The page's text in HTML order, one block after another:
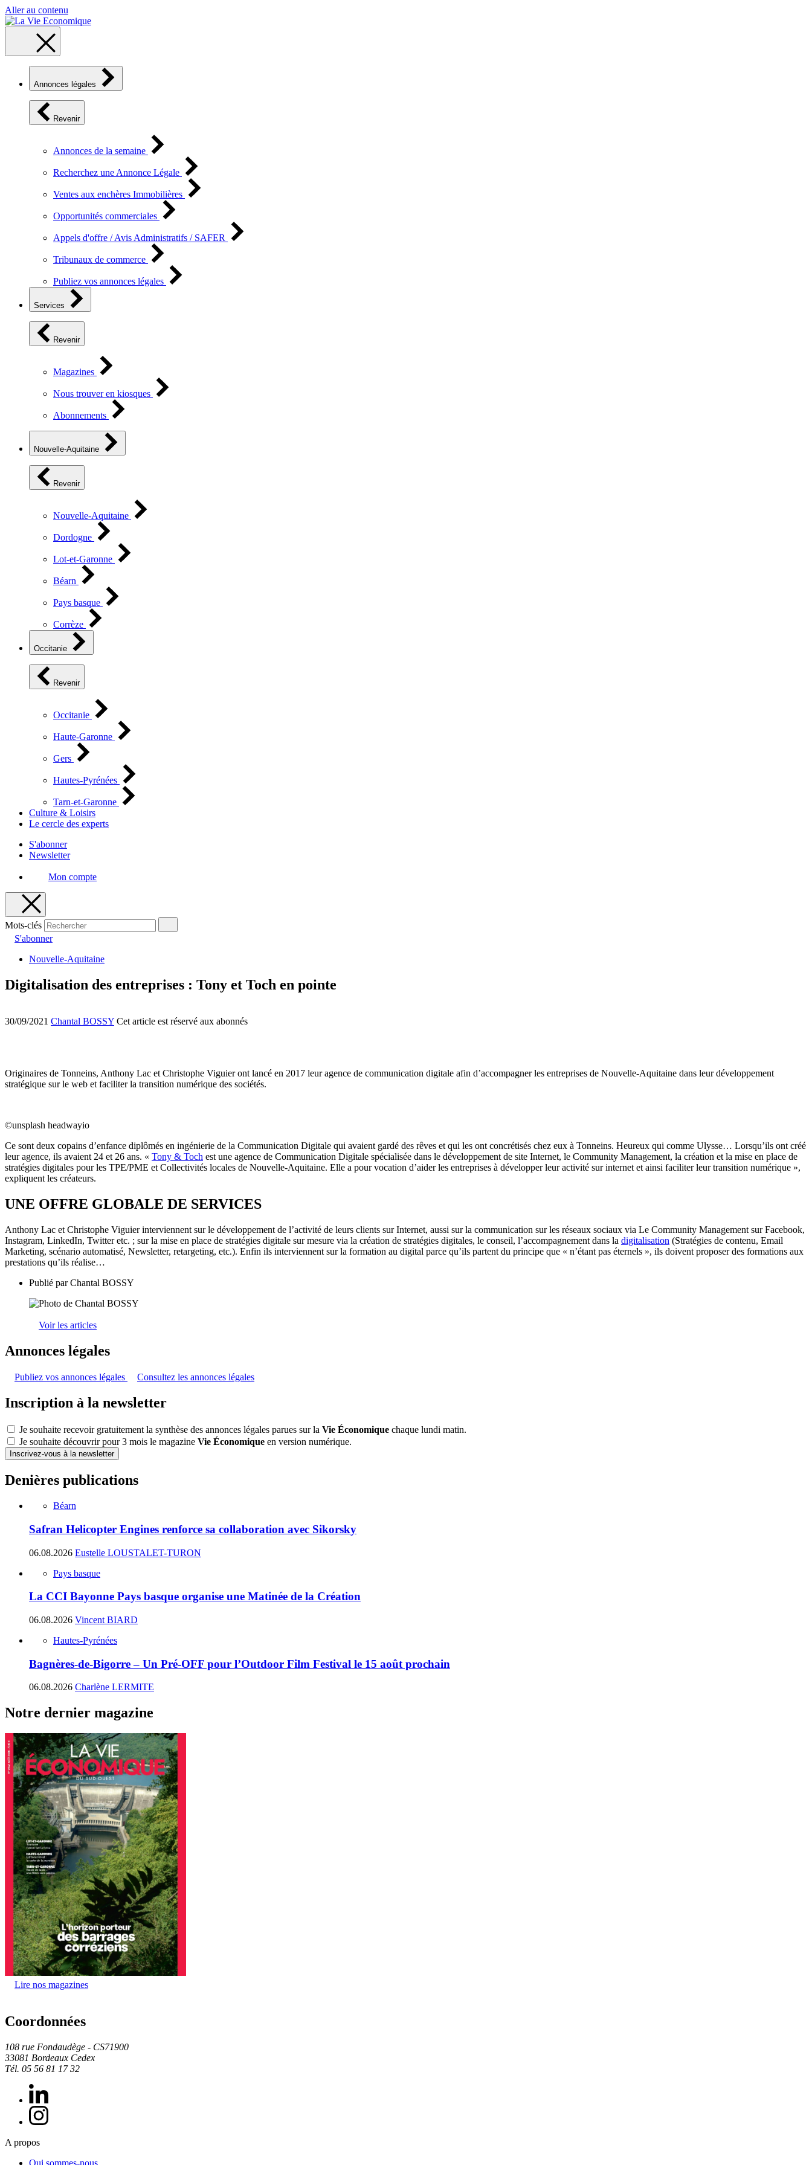
Aller au contenu
Annonces légales
Revenir
Annonces de la semaine
Recherchez une Annonce Légale
Ventes aux enchères Immobilières
Opportunités commerciales
Appels d'offre / Avis Administratifs / SAFER
Tribunaux de commerce
Publiez vos annonces légales
Services
Revenir
Magazines
Nous trouver en kiosques
Abonnements
Nouvelle-Aquitaine
Revenir
Nouvelle-Aquitaine
Dordogne
Lot-et-Garonne
Béarn
Pays basque
Corrèze
Occitanie
Revenir
Occitanie
Haute-Garonne
Gers
Hautes-Pyrénées
Tarn-et-Garonne
Culture & Loisirs
Le cercle des experts
S'abonner
Newsletter
Mon compte
Mots-clés
S'abonner
Nouvelle-Aquitaine
Digitalisation des entreprises : Tony et Toch en pointe
30/09/2021 Chantal BOSSY Cet article est réservé aux abonnés
Originaires de Tonneins, Anthony Lac et Christophe Viguier ont lancé en 2017 leur agence de communication digitale afin d’accompagner les entreprises de Nouvelle-Aquitaine dans leur développement
stratégique sur le web et faciliter la transition numérique des sociétés.
©unsplash headwayio
Ce sont deux copains d’enfance diplômés en ingénierie de la Communication Digitale qui avaient gardé des rêves et qui les ont concrétisés chez eux à Tonneins. Heureux qui comme Ulysse… Lorsqu’ils ont créé
leur agence, ils avaient 24 et 26 ans. « Tony & Toch est une agence de Communication Digitale spécialisée dans le développement de site Internet, le Community Management, la création et la mise en place de
stratégies digitales pour les TPE/PME et Collectivités locales de Nouvelle-Aquitaine. Elle a pour vocation d’aider les entreprises à développer leur activité sur internet et ainsi faciliter leur transition numérique »,
expliquent les créateurs.
UNE OFFRE GLOBALE DE SERVICES
Anthony Lac et Christophe Viguier interviennent sur le développement de l’activité de leurs clients sur Internet, aussi sur la communication sur les réseaux sociaux via Le Community Management sur Facebook,
Instagram, LinkedIn, Twitter etc. ; sur la mise en place de stratégies digitale sur mesure via la création de stratégies digitales, le conseil, l’accompagnement dans la digitalisation (Stratégies de contenu, Email
Marketing, scénario automatisé, Newsletter, retargeting, etc.). Enfin ils interviennent sur la formation au digital parce qu’ils partent du principe que « n’étant pas éternels », ils doivent proposer des formations aux
prestations qu’ils réalise…
Publié parChantal BOSSY
Voir les articles
Annonces légales
Publiez vos annonces légales Consultez les annonces légales
Inscription à la newsletter
Je souhaite recevoir gratuitement la synthèse des annonces légales parues sur la Vie Économique chaque lundi matin.
Je souhaite découvrir pour 3 mois le magazine Vie Économique en version numérique.
Inscrivez-vous à la newsletter
Denières publications
Béarn
Safran Helicopter Engines renforce sa collaboration avec Sikorsky
06.08.2026 Eustelle LOUSTALET-TURON
Pays basque
La CCI Bayonne Pays basque organise une Matinée de la Création
06.08.2026 Vincent BIARD
Hautes-Pyrénées
Bagnères-de-Bigorre – Un Pré-OFF pour l’Outdoor Film Festival le 15 août prochain
06.08.2026 Charlène LERMITE
Notre dernier magazine
Lire nos magazines
Coordonnées
108 rue Fondaudège - CS71900
33081 Bordeaux Cedex
Tél. 05 56 81 17 32
A propos
Qui sommes-nous